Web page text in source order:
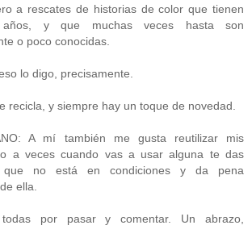
a rescates de historias de color que tienen
y que muchas veces hasta son
o poco conocidas.
lo digo, precisamente.
recicla, y siempre hay un toque de novedad.
A mí también me gusta reutilizar mis
a veces cuando vas a usar alguna te das
que no está en condiciones y da pena
ella.
por pasar y comentar. Un abrazo,